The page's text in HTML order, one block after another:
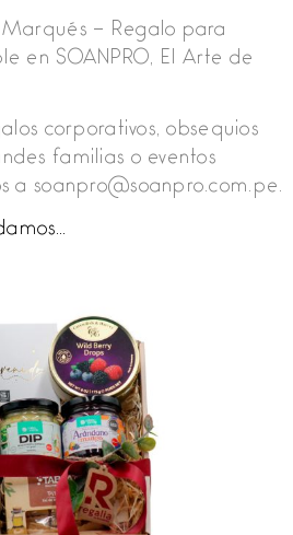
– Regalo para
en SOANPRO, El Arte de
corporativos, obsequios
familias o eventos
a soanpro@soanpro.com.pe.